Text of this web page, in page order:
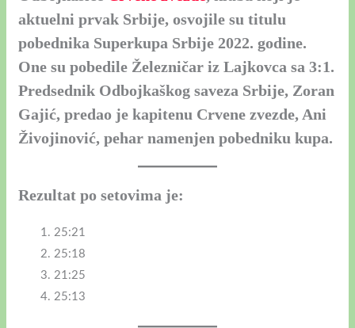
aktuelni prvak Srbije, osvojile su titulu
pobednika Superkupa Srbije 2022. godine.
One su pobedile Železničar iz Lajkovca sa 3:1.
Predsednik Odbojkaškog saveza Srbije, Zoran
Gajić, predao je kapitenu Crvene zvezde, Ani
Živojinović, pehar namenjen pobedniku kupa.
Rezultat po setovima je:
25:21
25:18
21:25
25:13